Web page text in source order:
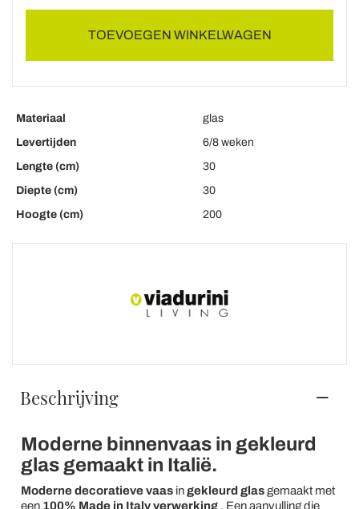
TOEVOEGEN WINKELWAGEN
Materiaal
glas
Levertijden
6/8 weken
Lengte (cm)
30
Diepte (cm)
30
Hoogte (cm)
200
Beschrijving
Moderne binnenvaas in gekleurd
glas gemaakt in Italië.
Moderne decoratieve vaasingekleurd glasgemaakt met
een 100% Made in Italy verwerking. Een aanvulling die